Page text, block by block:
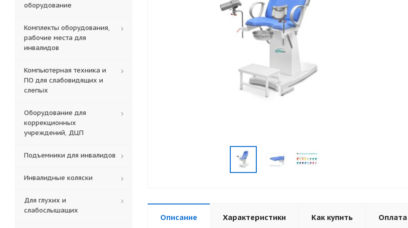
Описание Характеристики Как купить Оплата
оборудование
Комплекты оборудования,
рабочие места для
инвалидов
Компьютерная техника и
ПО для слабовидящих и
слепых
Оборудование для
коррекционных
учреждений, ДЦП
Подъемники для инвалидов
Инвалидные коляски
Для глухих и
слабослышащих